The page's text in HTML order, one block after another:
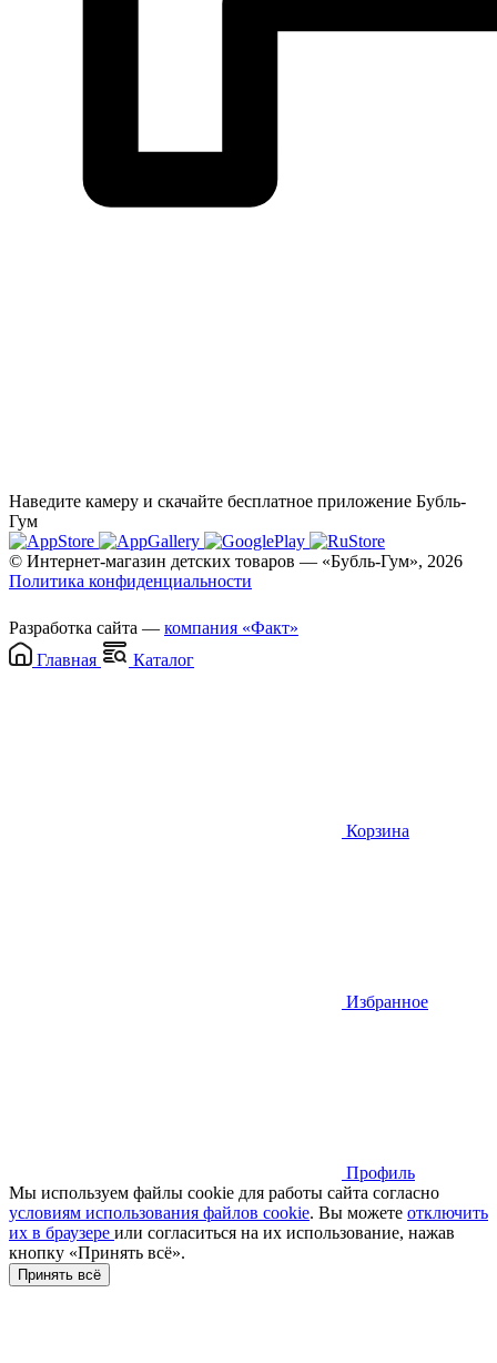
Наведите камеру и скачайте бесплатное приложение Бубль-
Гум
© Интернет-магазин детских товаров — «Бубль-Гум», 2026
Политика конфиденциальности
Разработка сайта — компания «Факт»
Главная
Каталог
Корзина
Избранное
Профиль
Мы используем файлы cookie для работы сайта согласно
условиям использования файлов cookie. Вы можете отключить
их в браузере или cогласиться на их использование, нажав
кнопку «Принять всё».
Принять всё